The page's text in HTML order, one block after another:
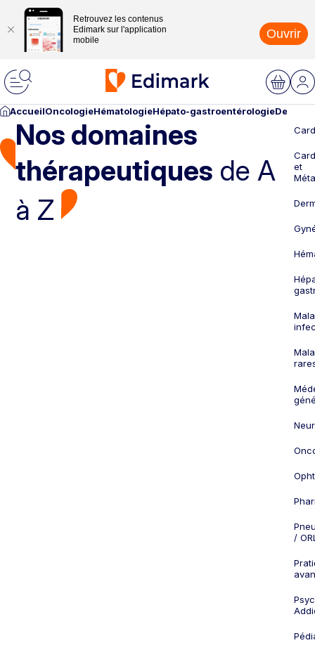
Retrouvez les contenus
Edimark sur l'application
mobile
Ouvrir
AccueilOncologieHématologieHépato-gastroentérologie
Nos domaines
thérapeutiques de A
à Z
et
/